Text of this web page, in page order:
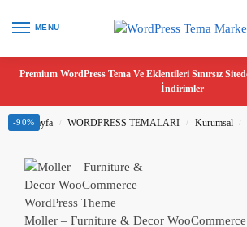
MENU
Premium WordPress Tema Ve Eklentileri Sınırsız
İndirimler
Ana Sayfa / WORDPRESS TEMALARI / Kurumsal /
Moller – Furniture & Decor WooCommerce
-90%